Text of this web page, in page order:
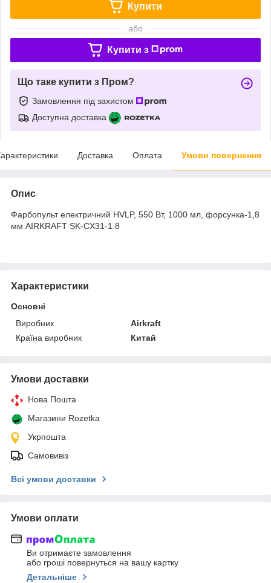
Купити
або
Купити з
Що таке купити з Пром?
Замовлення під захистом
Доступна доставка
Доставка Оплата Умови повернення
Опис
Фарбопульт електричний HVLP, 550 Вт, 1000 мл, форсунка-1,8
мм AIRKRAFT SK-CX31-1.8
Характеристики
Основні
Виробник
Airkraft
Країна виробник
Китай
Умови доставки
Нова Пошта
Магазини Rozetka
Укрпошта
Самовивіз
Всі умови доставки
Умови оплати
Ви отримаєте замовлення
або гроші повернуться на вашу картку
Детальніше